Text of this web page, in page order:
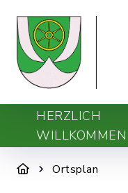
HERZLICH
WILLKOMMEN
Ortsplan